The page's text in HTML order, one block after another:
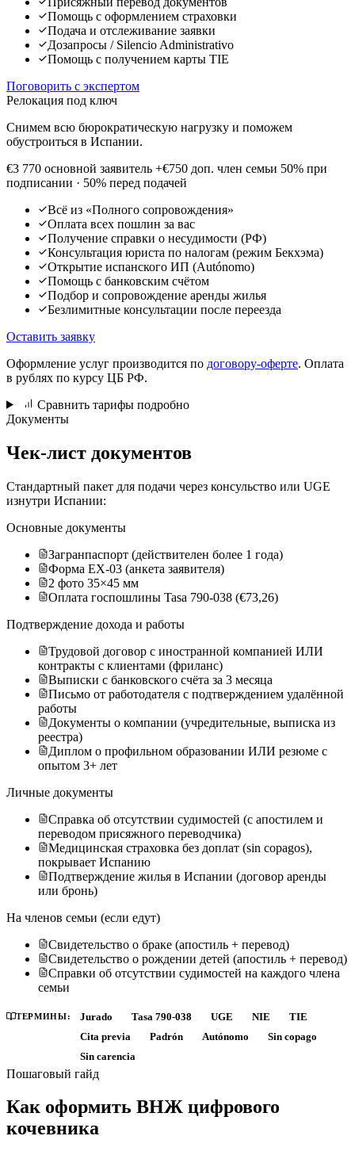
Помощь с оформлением страховки
Подача и отслеживание заявки
Дозапросы / Silencio Administrativo
Помощь с получением карты TIE
Поговорить с экспертом
Релокация под ключ
Снимем всю бюрократическую нагрузку и поможем
обустроиться в Испании.
€3 770 основной заявитель +€750 доп. член семьи 50% при
подписании · 50% перед подачей
Всё из «Полного сопровождения»
Оплата всех пошлин за вас
Получение справки о несудимости (РФ)
Консультация юриста по налогам (режим Бекхэма)
Открытие испанского ИП (Autónomo)
Помощь с банковским счётом
Подбор и сопровождение аренды жилья
Безлимитные консультации после переезда
Оставить заявку
Оформление услуг производится по договору-оферте. Оплата
в рублях по курсу ЦБ РФ.
Сравнить тарифы подробно
Документы
Чек-лист документов
Стандартный пакет для подачи через консульство или UGE
изнутри Испании:
Основные документы
Загранпаспорт (действителен более 1 года)
Форма EX-03 (анкета заявителя)
2 фото 35×45 мм
Оплата госпошлины Tasa 790-038 (€73,26)
Подтверждение дохода и работы
Трудовой договор с иностранной компанией ИЛИ
контракты с клиентами (фриланс)
Выписки с банковского счёта за 3 месяца
Письмо от работодателя с подтверждением удалённой
работы
Документы о компании (учредительные, выписка из
реестра)
Диплом о профильном образовании ИЛИ резюме с
опытом 3+ лет
Личные документы
Справка об отсутствии судимостей (с апостилем и
переводом присяжного переводчика)
Медицинская страховка без доплат (sin copagos),
покрывает Испанию
Подтверждение жилья в Испании (договор аренды
или бронь)
На членов семьи (если едут)
Свидетельство о браке (апостиль + перевод)
Свидетельство о рождении детей (апостиль + перевод)
Справки об отсутствии судимостей на каждого члена
семьи
ТЕРМИНЫ: Jurado Tasa 790-038 UGE NIE
TIE
Cita previa
Padrón Autónomo
Sin copago
Sin carencia
Пошаговый гайд
Как оформить ВНЖ цифрового
кочевника